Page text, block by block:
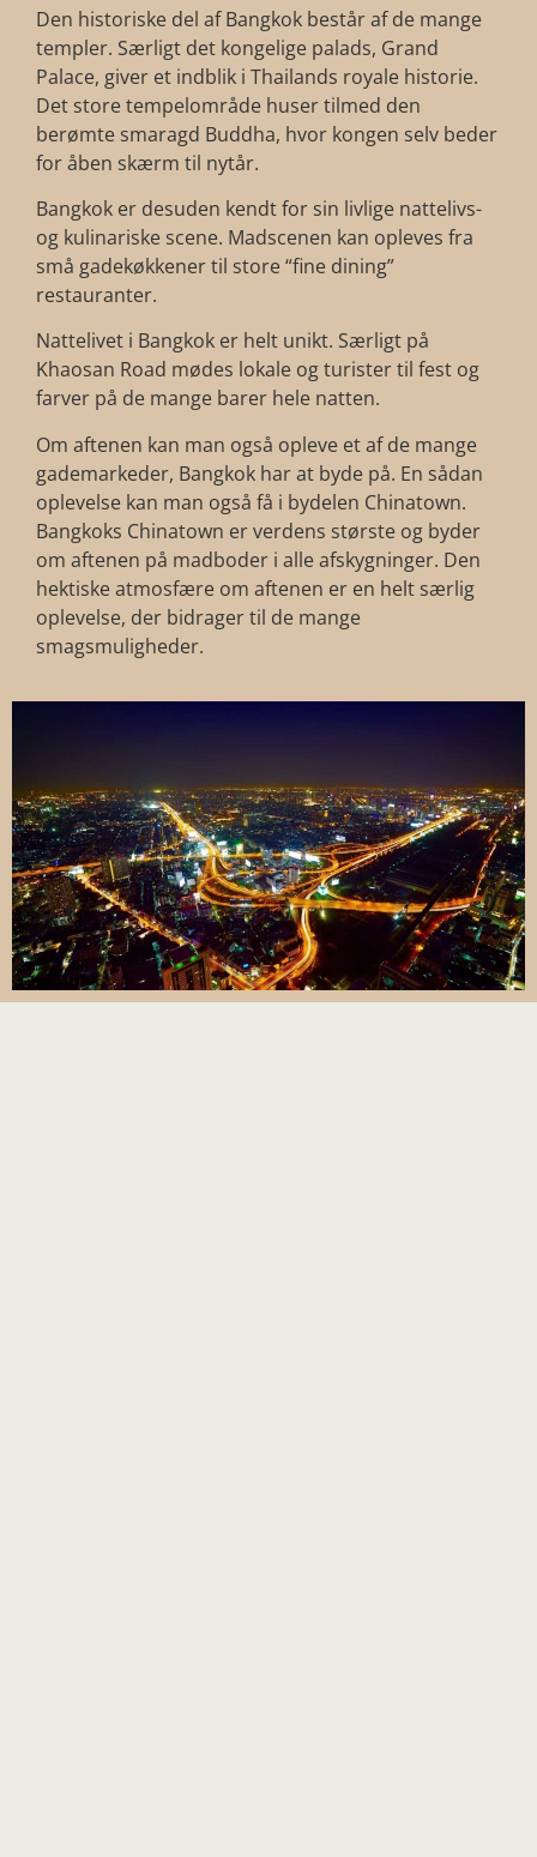
Den historiske del af Bangkok består af de mange
templer. Særligt det kongelige palads, Grand
Palace, giver et indblik i Thailands royale historie.
Det store tempelområde huser tilmed den
berømte smaragd Buddha, hvor kongen selv beder
for åben skærm til nytår.
Bangkok er desuden kendt for sin livlige nattelivs-
og kulinariske scene. Madscenen kan opleves fra
små gadekøkkener til store “fine dining”
restauranter.
Nattelivet i Bangkok er helt unikt. Særligt på
Khaosan Road mødes lokale og turister til fest og
farver på de mange barer hele natten.
Om aftenen kan man også opleve et af de mange
gademarkeder, Bangkok har at byde på. En sådan
oplevelse kan man også få i bydelen Chinatown.
Bangkoks Chinatown er verdens største og byder
om aftenen på madboder i alle afskygninger. Den
hektiske atmosfære om aftenen er en helt særlig
oplevelse, der bidrager til de mange
smagsmuligheder.